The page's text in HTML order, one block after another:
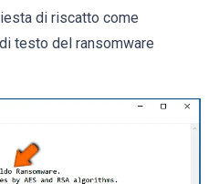
di riscatto come
testo del ransomware